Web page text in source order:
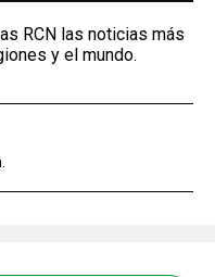
RCN las noticias más
y el mundo.